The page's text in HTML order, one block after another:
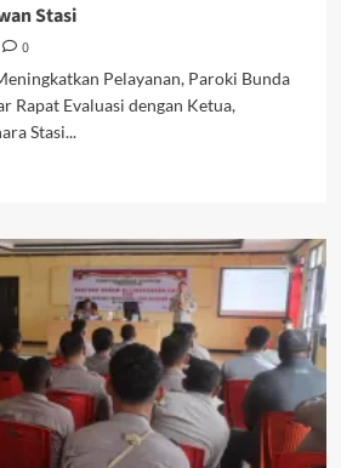
Stasi
0
Pelayanan, Paroki Bunda
Rapat Evaluasi dengan Ketua,
Stasi...